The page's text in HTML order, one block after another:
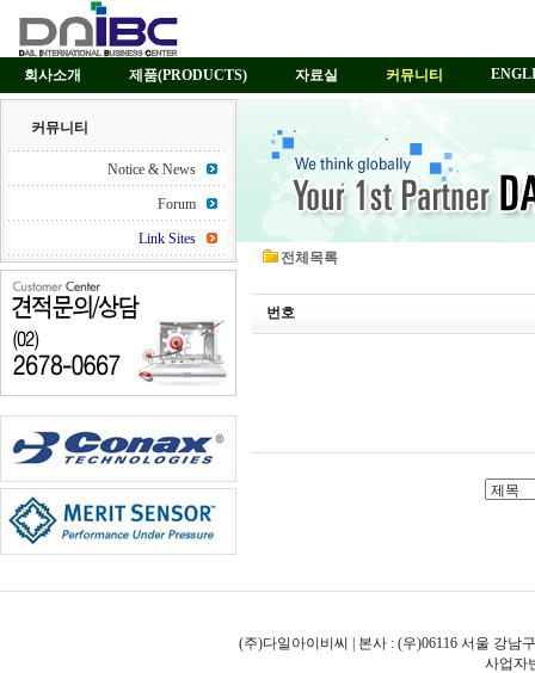
회사소개 제품(PRODUCTS) 자료실 커뮤니티
커뮤니티
Notice & News
Forum
Link Sites
전체목록
번호
(주)다일아이비씨 | 본사 : (우)06116 서울 강남
사업자